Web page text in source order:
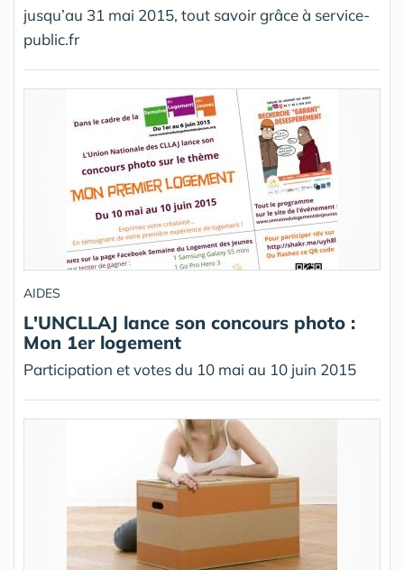
jusqu’au 31 mai 2015, tout savoir grâce à service-
public.fr
AIDES
L'UNCLLAJ lance son concours photo :
Mon 1er logement
Participation et votes du 10 mai au 10 juin 2015